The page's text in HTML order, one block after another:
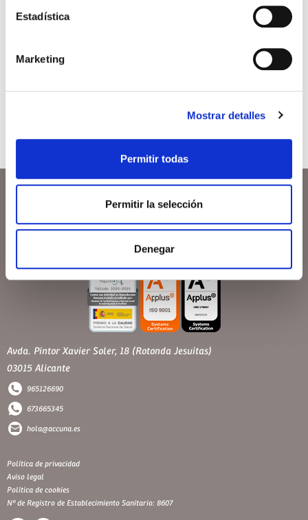
Estadística
Marketing
Mostrar detalles
Permitir todas
Permitir la selección
Denegar
embarazo, estos son: la inseminación artificial,
fecundación in vitro (FIV), ovodonación y […]
Avda. Pintor Xavier Soler, 18 (Rotonda Jesuitas)
03015 Alicante
965126690
673665345
hola@accuna.es
Política de privacidad
Aviso legal
Política de cookies
Nº de Registro de Establecimiento Sanitario: 8607